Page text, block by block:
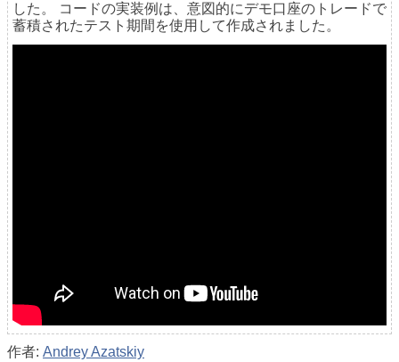
した。 コードの実装例は、意図的にデモ口座のトレードで
蓄積されたテスト期間を使用して作成されました。
作者: Andrey Azatskiy